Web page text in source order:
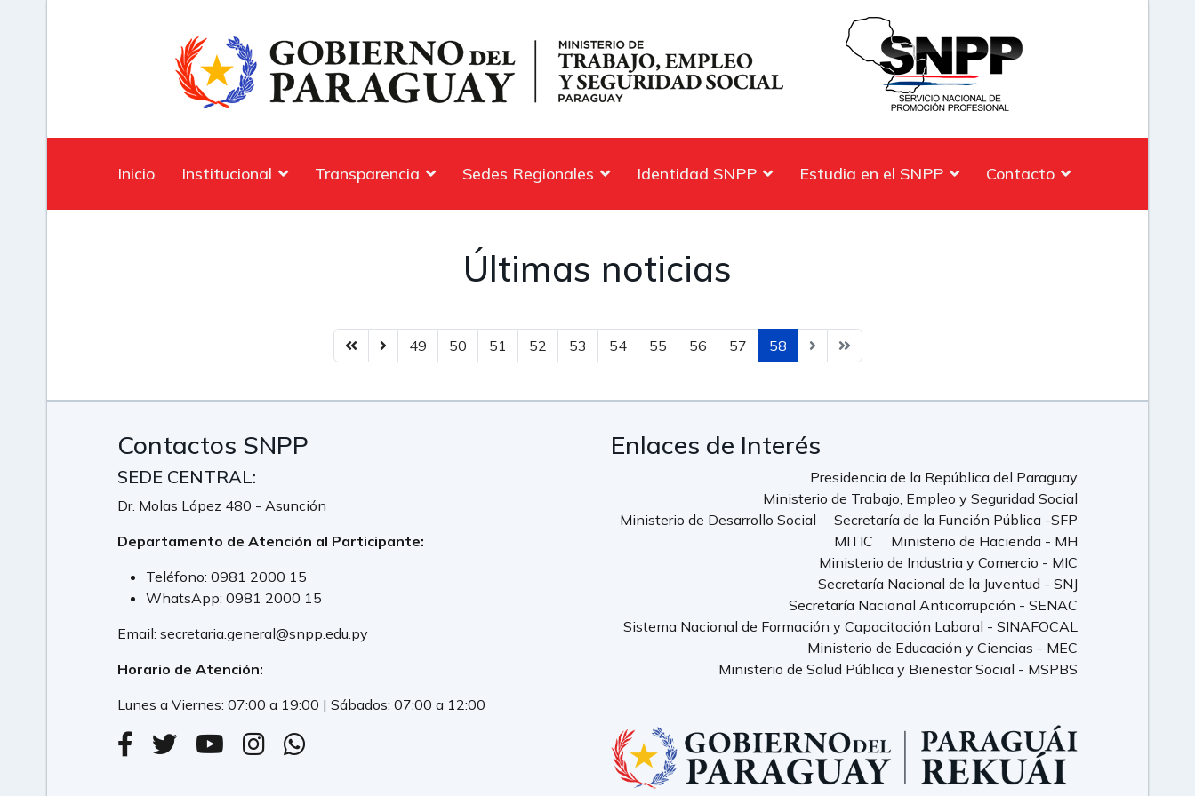
Inicio Institucional Transparencia Sedes Regionales Identidad SNPP Estudia en el SNPP Contacto
Últimas noticias
49 50 51 52 53 54 55 56 57 58
Contactos SNPP
SEDE CENTRAL:
Dr. Molas López 480 - Asunción
Departamento de Atención al Participante:
Teléfono: 0981 2000 15
WhatsApp: 0981 2000 15
Email: secretaria.general@snpp.edu.py
Horario de Atención:
Lunes a Viernes: 07:00 a 19:00 | Sábados: 07:00 a 12:00
Enlaces de Interés
Presidencia de la República del Paraguay
Ministerio de Trabajo, Empleo y Seguridad Social
Ministerio de Desarrollo Social
Secretaría de la Función Pública -SFP
MITIC
Ministerio de Hacienda - MH
Ministerio de Industria y Comercio - MIC
Secretaría Nacional de la Juventud - SNJ
Secretaría Nacional Anticorrupción - SENAC
Sistema Nacional de Formación y Capacitación Laboral - SINAFOCAL
Ministerio de Educación y Ciencias - MEC
Ministerio de Salud Pública y Bienestar Social - MSPBS